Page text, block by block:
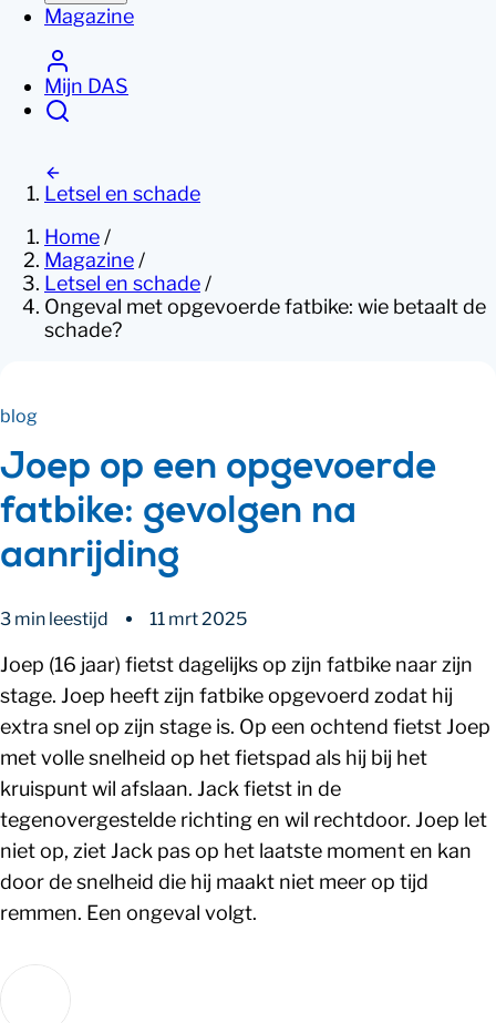
Magazine
Mijn DAS
Letsel en schade
Home /
Magazine /
Letsel en schade /
Ongeval met opgevoerde fatbike: wie betaalt de
schade?
blog
Joep op een opgevoerde
fatbike: gevolgen na
aanrijding
3 min leestijd 11 mrt 2025
Joep (16 jaar) fietst dagelijks op zijn fatbike naar zijn
stage. Joep heeft zijn fatbike opgevoerd zodat hij
extra snel op zijn stage is. Op een ochtend fietst Joep
met volle snelheid op het fietspad als hij bij het
kruispunt wil afslaan. Jack fietst in de
tegenovergestelde richting en wil rechtdoor. Joep let
niet op, ziet Jack pas op het laatste moment en kan
door de snelheid die hij maakt niet meer op tijd
remmen. Een ongeval volgt.